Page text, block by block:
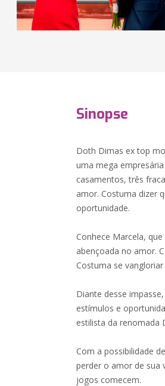
Sinopse
Doth Dimas ex top
uma mega
casamentos, três
amor. Costuma dizer
oportunidade.
Conhece Marcela,
abençoada no amor.
Costuma se
Diante desse
estímulos e
estilista da renomada
Com a possibilidade
perder o amor de sua
jogos comecem.